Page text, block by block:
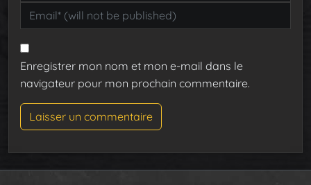
Enregistrer mon nom et mon e-mail dans le
navigateur pour mon prochain commentaire.